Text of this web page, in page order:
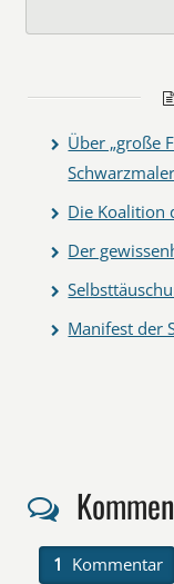
Über „große
Die Koalition
Der
Manifest der
1 Kommentar